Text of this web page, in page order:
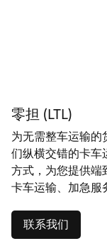
零担 (LTL)
为无需整车运输的
们纵横交错的卡车
方式，为您提供端
卡车运输、加急服
联系我们